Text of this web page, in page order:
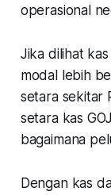
operasional
Jika dilihat
modal lebih
setara sekitar
setara kas
bagaimana
Dengan kas